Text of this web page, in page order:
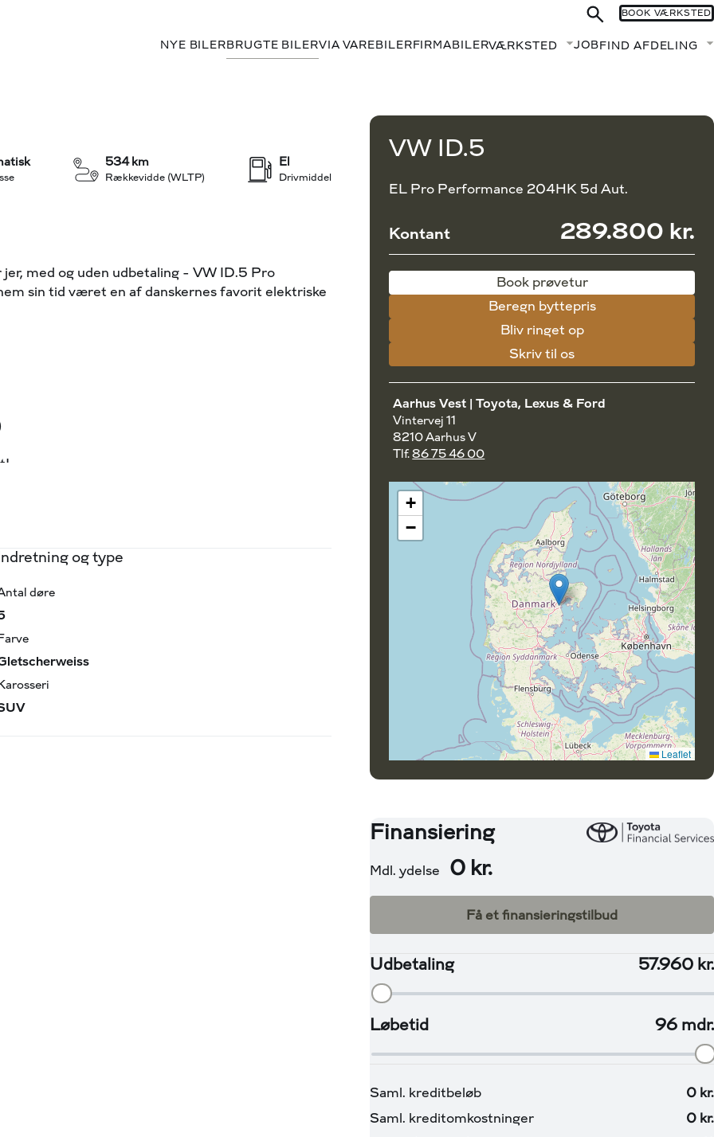
NYE BILER BRUGTE BILERVIA VAREBILER FIRMABILERVÆRKSTED Fold undermenu ud
JOB FIND AFDELING
BOOK VÆRKSTED
Rækkevidde (WLTP)
534 km
Drivmiddel
El
med og uden udbetaling - VW ID.5 Pro
sin tid været en af danskernes favorit elektriske
Indretning og type
døre
Farve
VW ID.5
EL Pro Performance 204HK 5d Aut.
Kontant 289.800 kr.
Book prøvetur
Beregn byttepris
Bliv ringet op
Skriv til os
Aarhus Vest | Toyota, Lexus & Ford
Vintervej 11
8210 Aarhus V
Tlf.86 75 46 00